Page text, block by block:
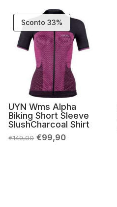
Sconto 33%
UYN Wms Alpha
Biking Short Sleeve
SlushCharcoal Shirt
€149,00 Il
prezzo
€99,90Il